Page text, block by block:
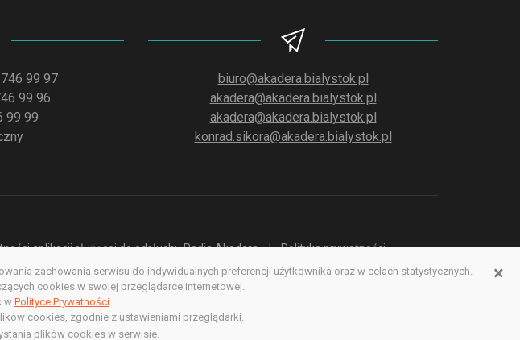
99 97
99 96
99 99
biuro@akadera.bialystok.pl
akadera@akadera.bialystok.pl
akadera@akadera.bialystok.pl
konrad.sikora@akadera.bialystok.pl
aplikacji służącej do odsłuchu Radia Akadera
Polityka prywatności
Poprzednia wersja serwisu www
Reserved
×
zachowania serwisu do indywidualnych preferencji użytkownika oraz w celach statystycznych.
cookies w swojej przeglądarce internetowej.
w Polityce Prywatności
cookies, zgodnie z ustawieniami przeglądarki.
plików cookies w serwisie.